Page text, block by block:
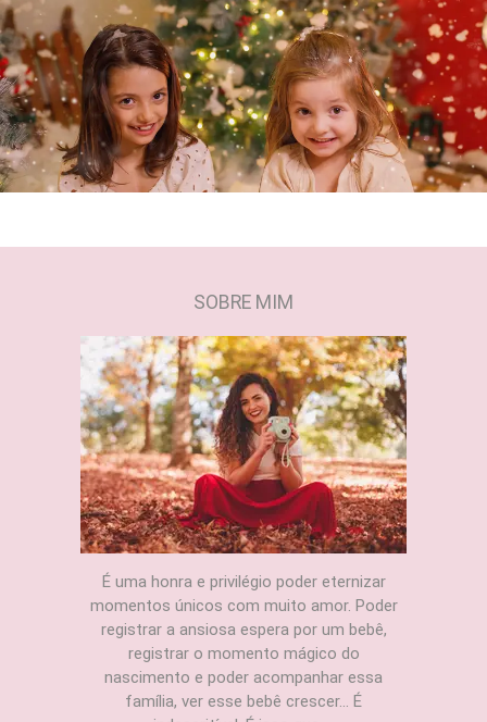
SOBRE MIM
É uma honra e privilégio poder eternizar
momentos únicos com muito amor. Poder
registrar a ansiosa espera por um bebê,
registrar o momento mágico do
nascimento e poder acompanhar essa
família, ver esse bebê crescer... É